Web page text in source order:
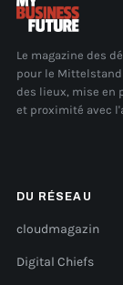
Le magazine des
pour le Mittelstand
des lieux, mise en
et proximité avec
DU RÉSEAU
cloudmagazin
Digital Chiefs